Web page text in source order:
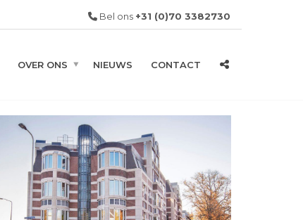
Bel ons +31 (0)70 3382730
OVER ONS NIEUWS CONTACT